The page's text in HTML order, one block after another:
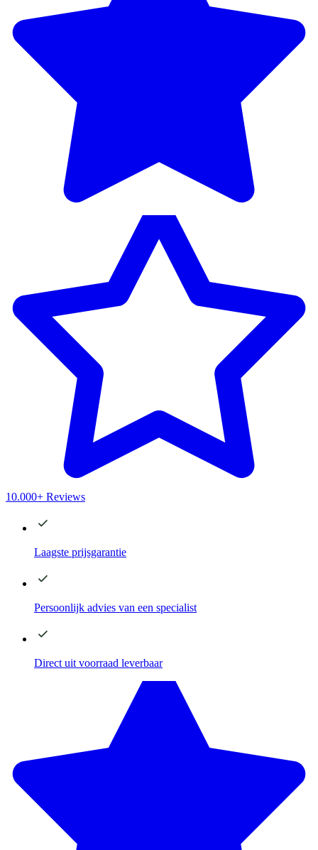
10.000+ Reviews
Laagste prijsgarantie
Persoonlijk advies van een specialist
Direct uit voorraad leverbaar